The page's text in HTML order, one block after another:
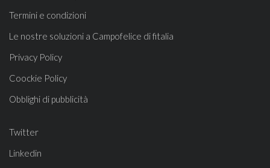
Termini e condizioni
Le nostre soluzioni a Campofelice di fitalia
Privacy Policy
Coockie Policy
Obblighi di pubblicità
Twitter
Linkedin